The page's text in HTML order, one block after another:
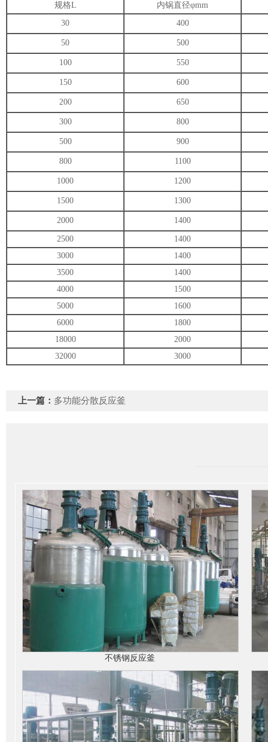
规格L
内锅直径φmm
30
400
50 500
100 550
150 600
200 650
300 800
500 900
800 1100
1000 1200
1500 1300
2000 1400
2500
1400
3000
1400
3500
1400
4000
1500
5000
1600
6000
1800
18000
2000
32000
3000
上一篇： 多功能分散反应釜
不锈钢反应釜